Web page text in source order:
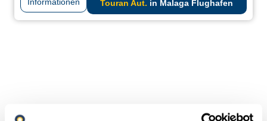
Informationen
Touran Aut. in Malaga Flughafen